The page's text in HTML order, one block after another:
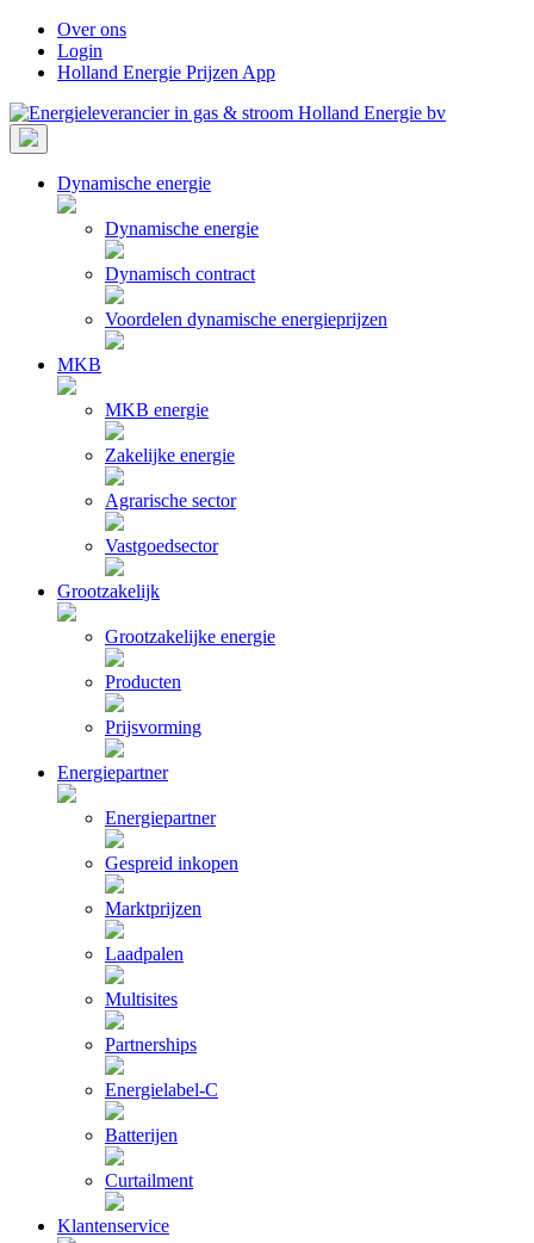
Skip
content
Over ons
Login
Holland Energie Prijzen App
Dynamische energie
Dynamische energie
Dynamisch contract
Voordelen dynamische energieprijzen
MKB
MKB energie
Zakelijke energie
Agrarische sector
Vastgoedsector
Grootzakelijk
Grootzakelijke energie
Producten
Prijsvorming
Energiepartner
Energiepartner
Gespreid inkopen
Marktprijzen
Laadpalen
Multisites
Partnerships
Energielabel-C
Batterijen
Curtailment
Klantenservice